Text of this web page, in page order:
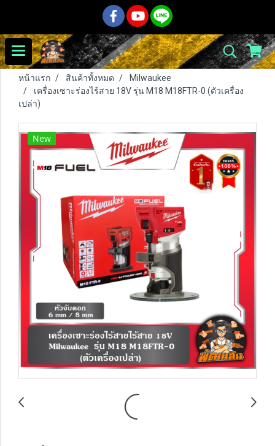
หน้าแรก สินค้าทั้งหมด
Milwaukee
เครื่องเซาะร่องไร้สาย 18V รุ่น M18 M18FTR-0 (ตัวเครื่อง
เปล่า)
New